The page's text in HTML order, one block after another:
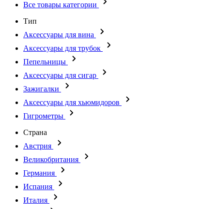
Все товары категории
Тип
Аксессуары для вина
Аксессуары для трубок
Пепельницы
Аксессуары для сигар
Зажигалки
Аксессуары для хьюмидоров
Гигрометры
Страна
Австрия
Великобритания
Германия
Испания
Италия